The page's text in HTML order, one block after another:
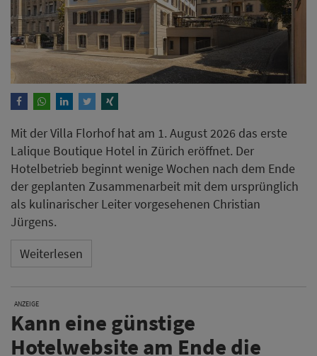
Mit der Villa Florhof hat am 1. August 2026 das erste
Lalique Boutique Hotel in Zürich eröffnet. Der
Hotelbetrieb beginnt wenige Wochen nach dem Ende
der geplanten Zusammenarbeit mit dem ursprünglich
als kulinarischer Leiter vorgesehenen Christian
Jürgens.
Weiterlesen
ANZEIGE
Kann eine günstige
Hotelwebsite am Ende die